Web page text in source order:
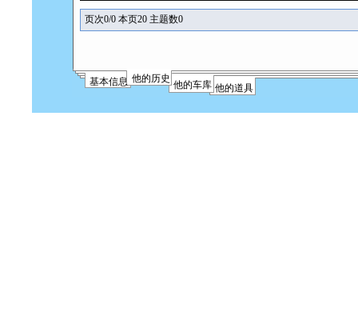
页次0/0 本页20 主题数0
基本信息 他的历史
他的车库 他的道具